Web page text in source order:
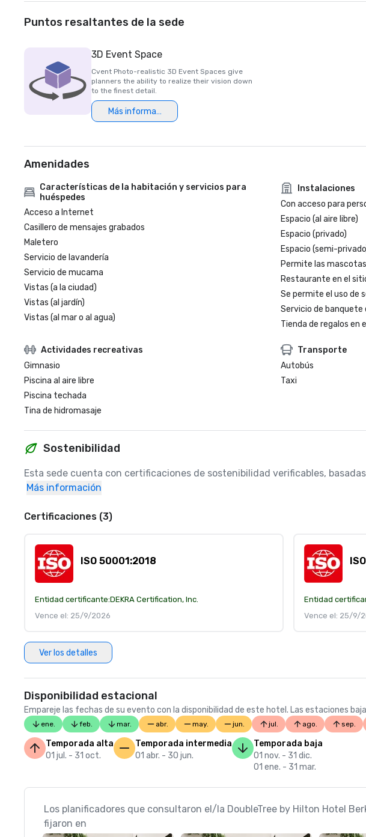
Puntos resaltantes de la sede
3D Event Space
Cvent Photo-realistic 3D Event Spaces give
planners the ability to realize their vision down
to the finest detail.
Más información
Amenidades
Características de la habitación y servicios para
huéspedes
Acceso a Internet
Casillero de mensajes grabados
Maletero
Servicio de lavandería
Servicio de mucama
Vistas (a la ciudad)
Vistas (al jardín)
Vistas (al mar o al agua)
Instalaciones
Con acceso para
Espacio (al aire libre)
Espacio (privado)
Espacio (semi-
Permite las mascotas
Restaurante en el
Se permite el uso de
Servicio de banquete
Tienda de regalos en
Actividades recreativas
Gimnasio
Piscina al aire libre
Piscina techada
Tina de hidromasaje
Transporte
Autobús
Taxi
Sostenibilidad
Esta sede cuenta con certificaciones de sostenibilidad verificables,
Más información
Certificaciones (3)
ISO 50001:2018
Entidad certificante:DEKRA Certification, Inc.
Vence el: 25/9/2026
Entidad
Vence el: 25/9/
Ver los detalles
Disponibilidad estacional
Empareje las fechas de su evento con la disponibilidad de este hotel. Las estaciones
ene. feb. mar. abr. may. jun. jul. ago. sep.
Temporada alta
01 jul. - 31 oct.
Temporada intermedia
01 abr. - 30 jun.
Temporada baja
01 nov. - 31 dic.
01 ene. - 31 mar.
Los planificadores que consultaron el/la DoubleTree by Hilton Hotel
fijaron en